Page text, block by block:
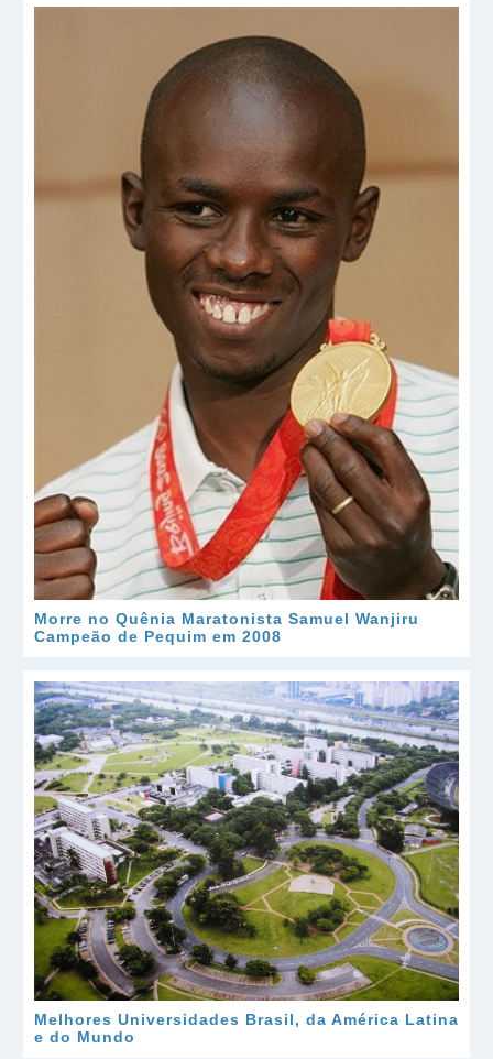
Morre no Quênia Maratonista Samuel Wanjiru
Campeão de Pequim em 2008
Melhores Universidades Brasil, da América Latina
e do Mundo